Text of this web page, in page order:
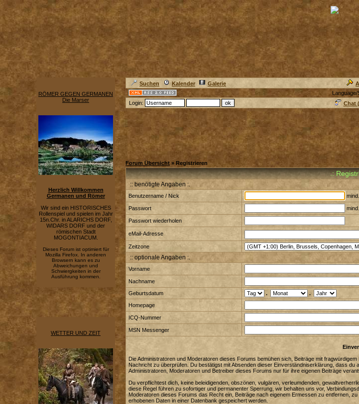
RÖMER GEGEN GERMANEN
Die Marser
Herzlich Willkommen
Germanen und Römer
Wir sind ein HISTORISCHES
Rollenspiel und spielen im Jahr
15n.Chr. in ALARICHS DORF,
WIDARS DORF und der
römischen Stadt
MOGONTIACUM.
Dieses Forum ist optimiert für
Mozilla Firefox. In anderen
Browsern kann es zu
Abweichungen und
Schwiergkeiten in der
Ausführung kommen.
WETTER UND ZEIT
Suchen Kalender Galerie
Login:
Chat (
Forum Übersicht » Registrieren
.:
:: benötigte Angaben :.
Benutzername / Nick
Passwort
Passwort wiederholen
eMail-Adresse
Zeitzone
:: optionale Angaben :.
Vorname
Nachname
Geburtsdatum
.
.
Homepage
ICQ-Nummer
MSN Messenger
Die Administratoren und Moderatoren dieses Forums bemühen sich, Beiträge mit
Nachricht zu überprüfen. Du bestätigst mit Absenden dieser Einverständniserklärung, dass
Administratoren, Moderatoren und Betreiber dieses Forums nur für ihre eigenen Beiträge
Du verpflichtest dich, keine beleidigenden, obszönen, vulgären, verleumdenden,
diese Regel führen zu sofortiger und permanenter Sperrung, wir behalten uns vor,
Moderatoren dieses Forums das Recht ein, Beiträge nach eigenem Ermessen zu entfernen,
erhobenen Daten in einer Datenbank gespeichert werden.